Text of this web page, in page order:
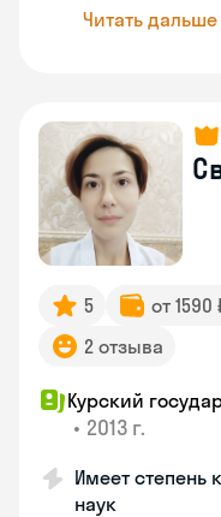
Читать дальше
5 от
2 отзыва
Курский
• 2013 г.
Имеет степень
наук